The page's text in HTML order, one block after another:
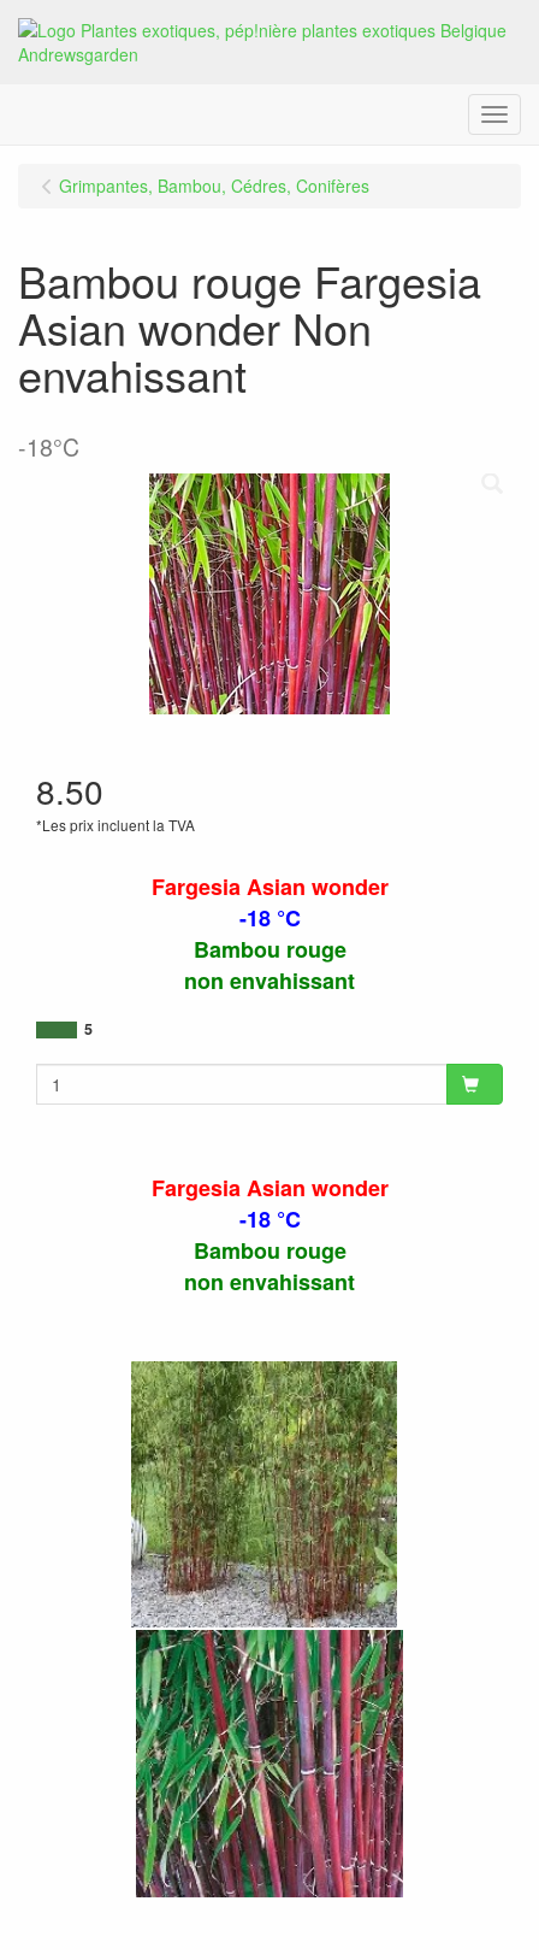
Menu
Grimpantes, Bambou, Cédres, Conifères
Bambou rouge Fargesia
Asian wonder Non
envahissant
-18°C
8.50
*Les prix incluent la TVA
Fargesia Asian wonder
-18 °C
Bambou rouge
non envahissant
5
Fargesia Asian wonder
-18 °C
Bambou rouge
non envahissant